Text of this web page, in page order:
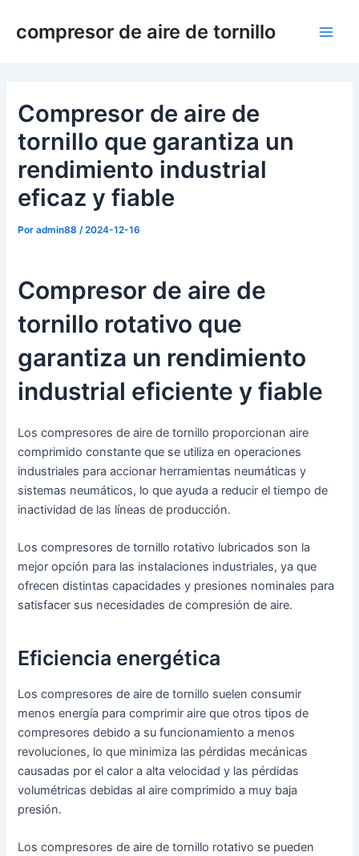
compresor de aire de tornillo
Compresor de aire de
tornillo que garantiza un
rendimiento industrial
eficaz y fiable
Poradmin88 /2024-12-16
Compresor de aire de
tornillo rotativo que
garantiza un rendimiento
industrial eficiente y fiable
Los compresores de aire de tornillo proporcionan aire
comprimido constante que se utiliza en operaciones
industriales para accionar herramientas neumáticas y
sistemas neumáticos, lo que ayuda a reducir el tiempo de
inactividad de las líneas de producción.
Los compresores de tornillo rotativo lubricados son la
mejor opción para las instalaciones industriales, ya que
ofrecen distintas capacidades y presiones nominales para
satisfacer sus necesidades de compresión de aire.
Eficiencia energética
Los compresores de aire de tornillo suelen consumir
menos energía para comprimir aire que otros tipos de
compresores debido a su funcionamiento a menos
revoluciones, lo que minimiza las pérdidas mecánicas
causadas por el calor a alta velocidad y las pérdidas
volumétricas debidas al aire comprimido a muy baja
presión.
Los compresores de aire de tornillo rotativo se pueden